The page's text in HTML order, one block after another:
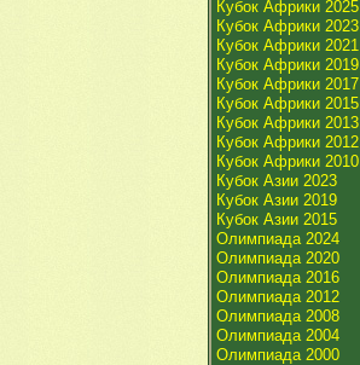
Кубок Африки 2025
Кубок Африки 2023
Кубок Африки 2021
Кубок Африки 2019
Кубок Африки 2017
Кубок Африки 2015
Кубок Африки 2013
Кубок Африки 2012
Кубок Африки 2010
Кубок Азии 2023
Кубок Азии 2019
Кубок Азии 2015
Олимпиада 2024
Олимпиада 2020
Олимпиада 2016
Олимпиада 2012
Олимпиада 2008
Олимпиада 2004
Олимпиада 2000